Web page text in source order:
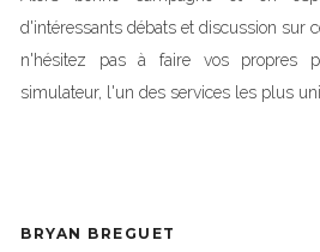
d'intéressants débats et discussion sur
n'hésitez pas à faire vos propres
simulateur, l'un des services les plus
BRYAN BREGUET